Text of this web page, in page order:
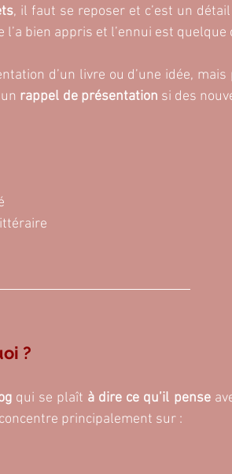
, il faut se reposer et c’est un
l’a bien appris et l’ennui est quelque
d’un livre ou d’une idée,
rappel de présentation si des
?
qui se plaît à dire ce qu’il pense
principalement sur :